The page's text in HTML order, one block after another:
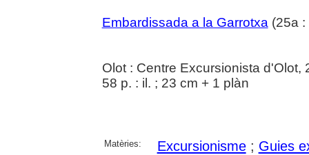
Embardissada a la Garrotxa (25a :
Olot : Centre Excursionista d'Olot,
58 p. : il. ; 23 cm + 1 plàn
Matèries: Excursionisme; Guies